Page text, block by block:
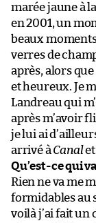
marée jaune à
en 2001, un
beaux
verres de
après, alors
et heureux. Je
Landreau qui
après m’avoir
je lui ai
arrivé àCanalet
Qu’est-ce qui
Rien ne va me
formidables au
voilà j’ai fait un